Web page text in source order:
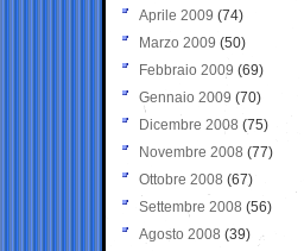
Aprile 2009 (74)
Marzo 2009 (50)
Febbraio 2009 (69)
Gennaio 2009 (70)
Dicembre 2008 (75)
Novembre 2008 (77)
Ottobre 2008 (67)
Settembre 2008 (56)
Agosto 2008 (39)